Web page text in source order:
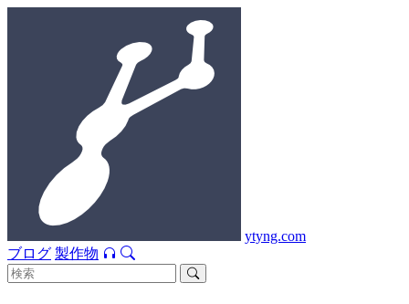
ytyng.com
ブログ 製作物